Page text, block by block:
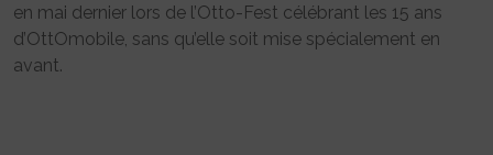
en mai dernier lors de l’Otto-Fest célébrant les 15 ans
d’OttOmobile, sans qu’elle soit mise spécialement en
avant.